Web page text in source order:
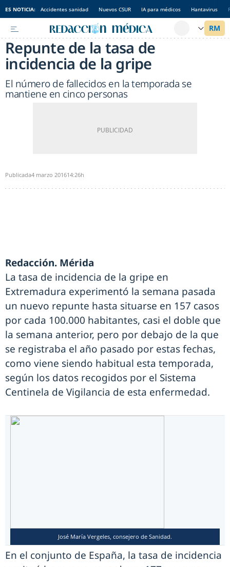
ES NOTICIA: Accidentes sanidad Nuevos CSUR IA para médicos Hantavirus
Repunte de la tasa de
incidencia de la gripe
El número de fallecidos en la temporada se
mantiene en cinco personas
Publicada4 marzo 201614:26h
Redacción. Mérida
La tasa de incidencia de la gripe en
Extremadura experimentó la semana pasada
un nuevo repunte hasta situarse en 157 casos
por cada 100.000 habitantes, casi el doble que
la semana anterior, pero por debajo de la que
se registraba el año pasado por estas fechas,
como viene siendo habitual esta temporada,
según los datos recogidos por el Sistema
Centinela de Vigilancia de esta enfermedad.
José María Vergeles, consejero de Sanidad.
En el conjunto de España, la tasa de incidencia